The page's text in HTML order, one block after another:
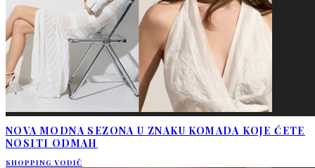
NOVA MODNA SEZONA U ZNAKU KOMADA KOJE ĆETE
NOSITI ODMAH
SHOPPING VODIČ